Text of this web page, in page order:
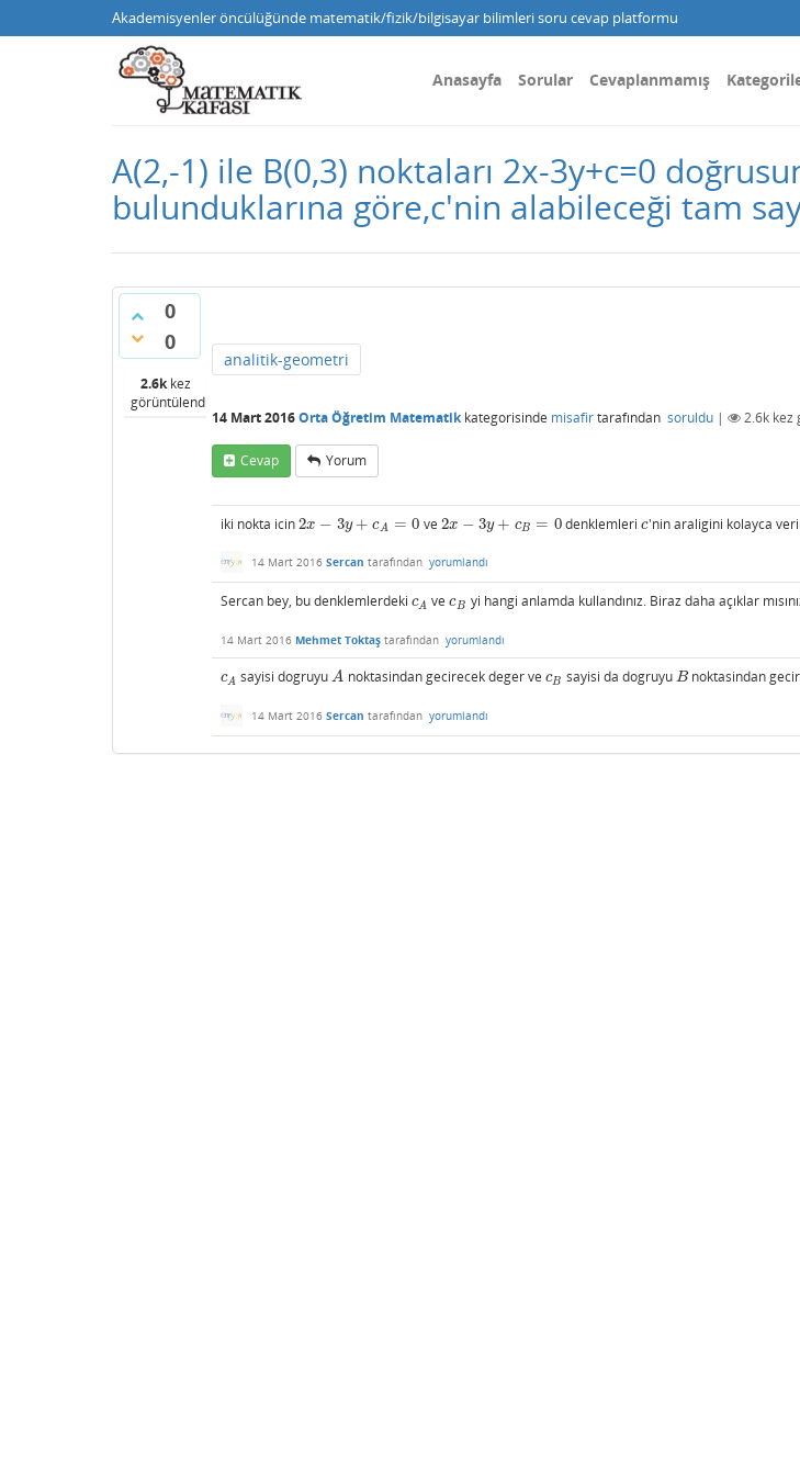
Akademisyenler öncülüğünde matematik/fizik/bilgisayar bilimleri soru cevap platformu
Anasayfa Sorular Cevaplanmamış
A(2,-1) ile B(0,3) noktaları 2x-3y+c=0
bulunduklarına göre,c'nin alabileceği tam
0
0
2.6kkez
görüntülendi
analitik-geometri
14 Mart 2016Orta Öğretim Matematikkategorisinde misafirtarafından soruldu | 2.6k kez
Cevap Yorum
iki nokta icin2x − 3y + cA = 0
2x− 3y +cA=0 ve 2x − 3y + cB = 0
2x− 3y +cB=0 denklemleric
c'nin araligini kolayca
14 Mart 2016 Sercan tarafından yorumlandı
Sercan bey, bu denklemlerdeki cA
cA vecB
cB yi hangi anlamda kullandınız. Biraz daha açıklar
14 Mart 2016 Mehmet Toktaş tarafından yorumlandı
cA
cA sayisi dogruyuA
A noktasindan gecirecek deger ve cB
cB sayisi da dogruyu B
B noktasindan
14 Mart 2016 Sercan tarafından yorumlandı